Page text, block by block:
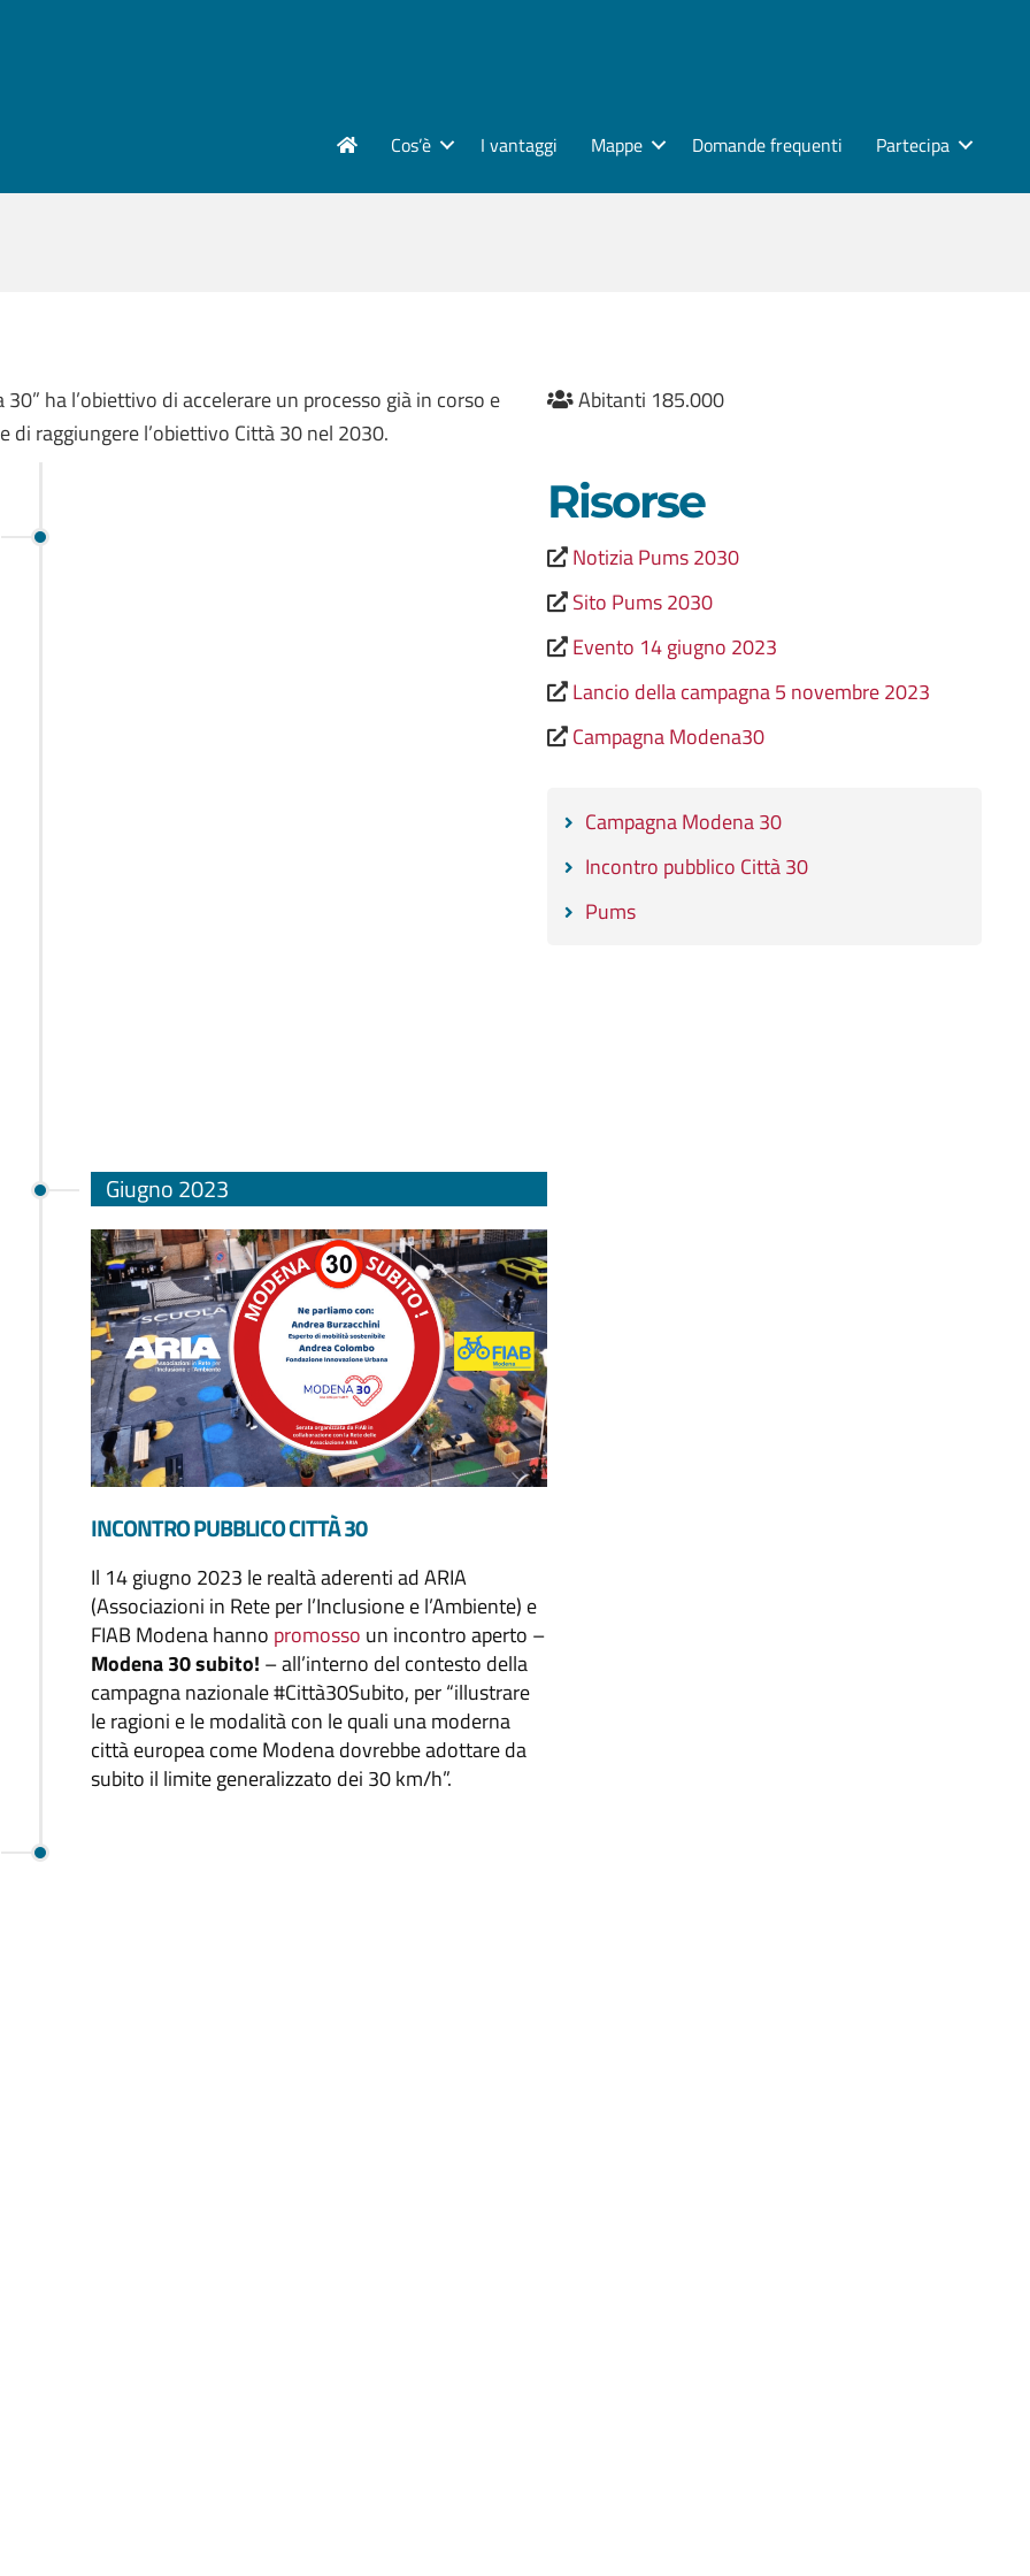
Cos’è I vantaggi Mappe Domande frequenti Partecipa
ha l’obiettivo di accelerare un processo già in corso e
di raggiungere l’obiettivo Città 30 nel 2030.
Giugno 2023
INCONTRO PUBBLICO CITTÀ 30
Il 14 giugno 2023 le realtà aderenti ad ARIA
(Associazioni in Rete per l’Inclusione e l’Ambiente) e
FIAB Modena hanno promosso un incontro aperto –
Modena 30 subito! – all’interno del contesto della
campagna nazionale #Città30Subito, per “illustrare
le ragioni e le modalità con le quali una moderna
città europea come Modena dovrebbe adottare da
subito il limite generalizzato dei 30 km/h”.
Abitanti 185.000
Risorse
Notizia Pums 2030
Sito Pums 2030
Evento 14 giugno 2023
Lancio della campagna 5 novembre 2023
Campagna Modena30
Campagna Modena 30
Incontro pubblico Città 30
Pums